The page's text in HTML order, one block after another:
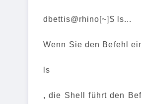
dbettis@rhino[~]$ ls...
Wenn Sie den Befehl
ls
, die Shell führt den